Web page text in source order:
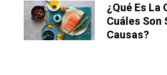
¿Qué Es La
Cuáles Son
Causas?